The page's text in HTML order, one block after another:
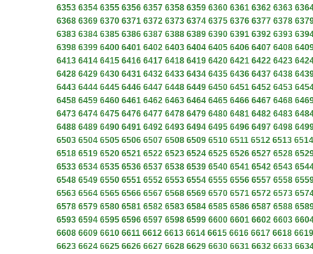
6353 6354 6355 6356 6357 6358 6359 6360 6361 6362 6363
6368 6369 6370 6371 6372 6373 6374 6375 6376 6377 6378
6383 6384 6385 6386 6387 6388 6389 6390 6391 6392 6393
6398 6399 6400 6401 6402 6403 6404 6405 6406 6407 6408
6413 6414 6415 6416 6417 6418 6419 6420 6421 6422 6423
6428 6429 6430 6431 6432 6433 6434 6435 6436 6437 6438
6443 6444 6445 6446 6447 6448 6449 6450 6451 6452 6453
6458 6459 6460 6461 6462 6463 6464 6465 6466 6467 6468
6473 6474 6475 6476 6477 6478 6479 6480 6481 6482 6483
6488 6489 6490 6491 6492 6493 6494 6495 6496 6497 6498
6503 6504 6505 6506 6507 6508 6509 6510 6511 6512 6513 6514
6518 6519 6520 6521 6522 6523 6524 6525 6526 6527 6528
6533 6534 6535 6536 6537 6538 6539 6540 6541 6542 6543
6548 6549 6550 6551 6552 6553 6554 6555 6556 6557 6558
6563 6564 6565 6566 6567 6568 6569 6570 6571 6572 6573
6578 6579 6580 6581 6582 6583 6584 6585 6586 6587 6588
6593 6594 6595 6596 6597 6598 6599 6600 6601 6602 6603
6608 6609 6610 6611 6612 6613 6614 6615 6616 6617 6618 6619
6623 6624 6625 6626 6627 6628 6629 6630 6631 6632 6633